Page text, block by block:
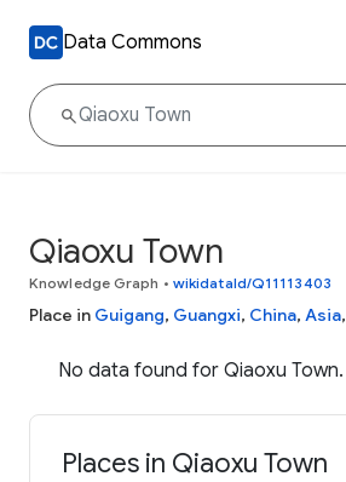
Data Commons
Qiaoxu Town
Knowledge Graph • wikidataId/Q11113403
Place in Guigang, Guangxi, China, Asia,
No data found for Qiaoxu Town.
Places in Qiaoxu Town